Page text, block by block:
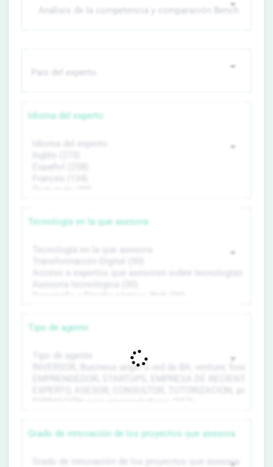
Idioma del experto
Tecnología en la que asesora
Tipo de agente
Grado de innovación de los proyectos que asesora